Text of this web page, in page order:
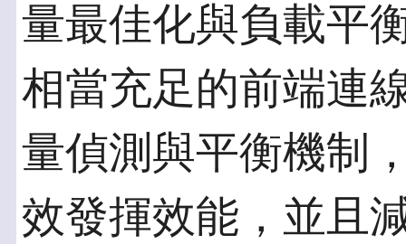
量最佳化與負載平
相當充足的前端連
量偵測與平衡機制
效發揮效能，並且